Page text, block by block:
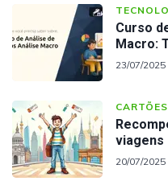
Curso
Macro:
23/07/2025
viagens
20/07/2025